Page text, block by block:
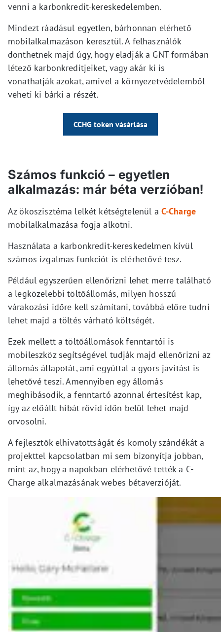
venni a karbonkredit-kereskedelemben.
Mindezt ráadásul egyetlen, bárhonnan elérhető
mobilalkalmazáson keresztül. A felhasználók
dönthetnek majd úgy, hogy eladják a GNT-formában
létező karbonkreditjeiket, vagy akár ki is
vonathatják azokat, amivel a környezetvédelemből
veheti ki bárki a részét.
CCHG token vásárlása
Számos funkció – egyetlen
alkalmazás: már béta verzióban!
Az ökoszisztéma lelkét kétségtelenül a C-Charge
mobilalkalmazása fogja alkotni.
Használata a karbonkredit-kereskedelmen kívül
számos izgalmas funkciót is elérhetővé tesz.
Például egyszerűen ellenőrizni lehet merre található
a legközelebbi töltőállomás, milyen hosszú
várakozási időre kell számítani, továbbá előre tudni
lehet majd a töltés várható költségét.
Ezek mellett a töltőállomások fenntartói is
mobileszköz segítségével tudják majd ellenőrizni az
állomás állapotát, ami egyúttal a gyors javítást is
lehetővé teszi. Amennyiben egy állomás
meghibásodik, a fenntartó azonnal értesítést kap,
így az előállt hibát rövid időn belül lehet majd
orvosolni.
A fejlesztők elhivatottságát és komoly szándékát a
projekttel kapcsolatban mi sem bizonyítja jobban,
mint az, hogy a napokban elérhetővé tették a C-
Charge alkalmazásának webes bétaverzióját.